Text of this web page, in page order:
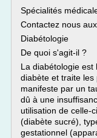
Spécialités
Contactez nous
Diabétologie
De quoi s'agit-il ?
La diabétologie est
diabète et traite
manifeste par un
dû à une
utilisation de celle-
(diabète sucré),
gestationnel